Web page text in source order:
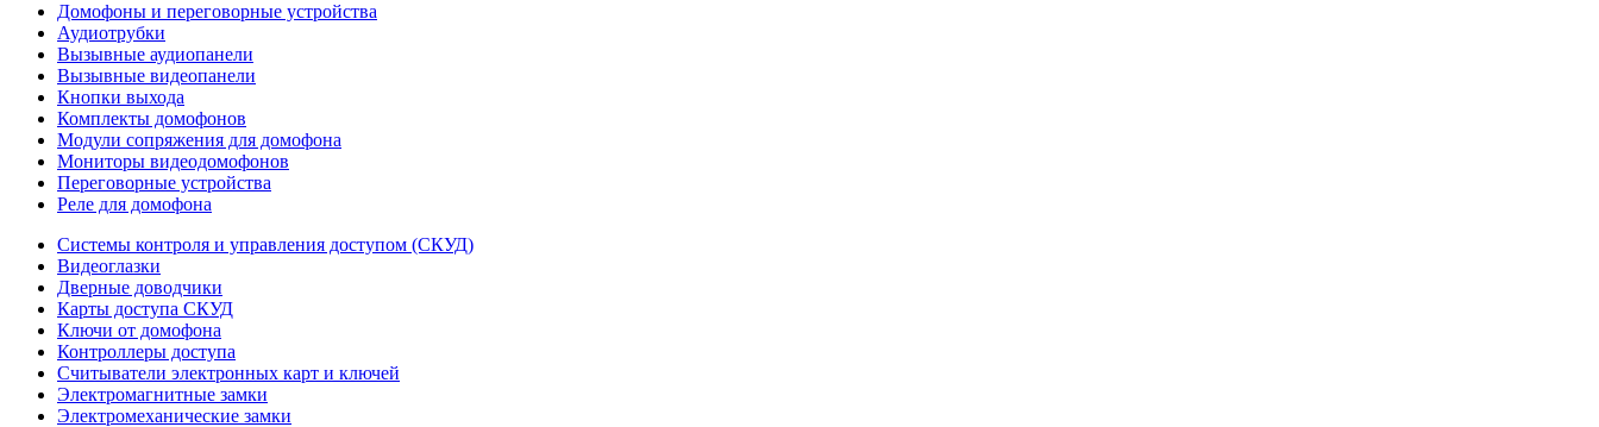
Домофоны и переговорные устройства
Аудиотрубки
Вызывные аудиопанели
Вызывные видеопанели
Кнопки выхода
Комплекты домофонов
Модули сопряжения для домофона
Мониторы видеодомофонов
Переговорные устройства
Реле для домофона
Системы контроля и управления доступом (СКУД)
Видеоглазки
Дверные доводчики
Карты доступа СКУД
Ключи от домофона
Контроллеры доступа
Считыватели электронных карт и ключей
Электромагнитные замки
Электромеханические замки